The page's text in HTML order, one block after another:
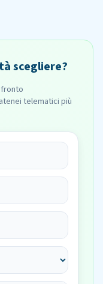
scegliere?
telematici più